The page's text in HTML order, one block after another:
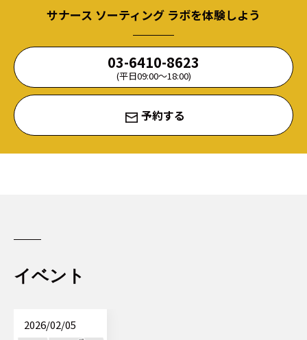
サナース ソーティング ラボを体験しよう
03-6410-8623
(平日09:00〜18:00)
予約する
イベント
2026/02/05